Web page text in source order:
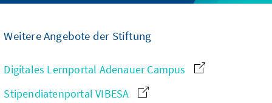
Weitere Angebote der Stiftung
Digitales Lernportal Adenauer Campus
Stipendiatenportal VIBESA